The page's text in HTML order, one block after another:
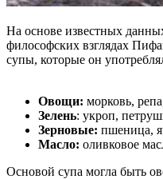
На основе известных
философских взглядах
супы, которые он
Овощи: морковь,
Зелень: укроп,
Зерновые: пшеница,
Масло: оливковое
Основой супа могла быть